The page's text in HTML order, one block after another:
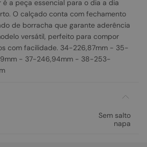
é a peça essencial para o dia a dia
O calçado conta com fechamento
de borracha que garante aderência
versátil, perfeito para compor
com facilidade. 34-226,87mm - 35-
- 37-246,94mm - 38-253-
Sem salto
napa